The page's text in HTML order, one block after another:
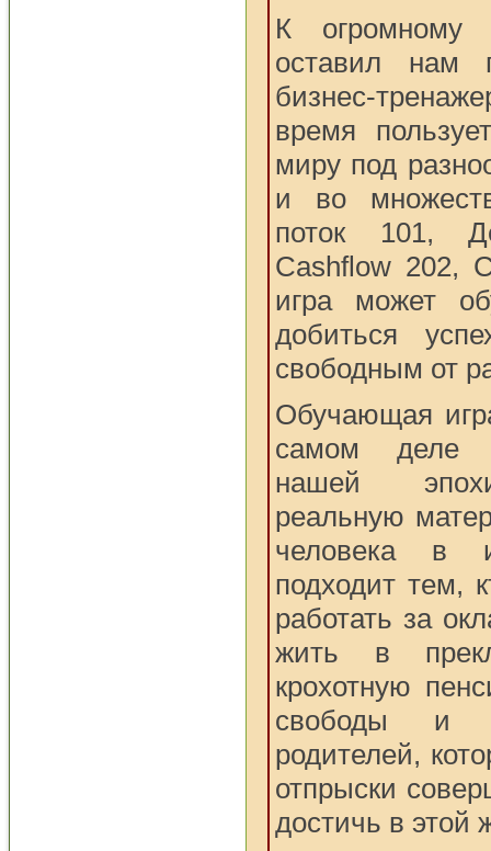
К огромному
оставил нам
бизнес-
время
миру под
и во
поток 101,
Cashflow 202,
игра может
добиться
свободным от
Обучающая
самом деле
нашей
реальную
человека в
подходит тем,
работать за
жить в
крохотную
свободы и
родителей,
отпрыски
достичь в этой